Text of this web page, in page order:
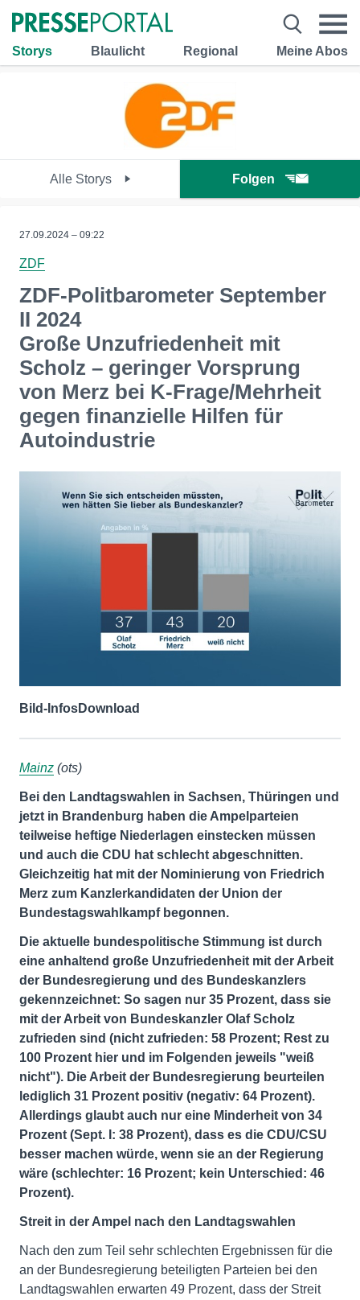
Storys Blaulicht Regional Meine Abos
Alle Storys Folgen
27.09.2024 – 09:22
ZDF
ZDF-Politbarometer September
II 2024
Große Unzufriedenheit mit
Scholz – geringer Vorsprung
von Merz bei K-Frage/Mehrheit
gegen finanzielle Hilfen für
Autoindustrie
Bild-InfosDownload
Mainz (ots)
Bei den Landtagswahlen in Sachsen, Thüringen und
jetzt in Brandenburg haben die Ampelparteien
teilweise heftige Niederlagen einstecken müssen
und auch die CDU hat schlecht abgeschnitten.
Gleichzeitig hat mit der Nominierung von Friedrich
Merz zum Kanzlerkandidaten der Union der
Bundestagswahlkampf begonnen.
Die aktuelle bundespolitische Stimmung ist durch
eine anhaltend große Unzufriedenheit mit der Arbeit
der Bundesregierung und des Bundeskanzlers
gekennzeichnet: So sagen nur 35 Prozent, dass sie
mit der Arbeit von Bundeskanzler Olaf Scholz
zufrieden sind (nicht zufrieden: 58 Prozent; Rest zu
100 Prozent hier und im Folgenden jeweils "weiß
nicht"). Die Arbeit der Bundesregierung beurteilen
lediglich 31 Prozent positiv (negativ: 64 Prozent).
Allerdings glaubt auch nur eine Minderheit von 34
Prozent (Sept. I: 38 Prozent), dass es die CDU/CSU
besser machen würde, wenn sie an der Regierung
wäre (schlechter: 16 Prozent; kein Unterschied: 46
Prozent).
Streit in der Ampel nach den Landtagswahlen
Nach den zum Teil sehr schlechten Ergebnissen für die
an der Bundesregierung beteiligten Parteien bei den
Landtagswahlen erwarten 49 Prozent, dass der Streit